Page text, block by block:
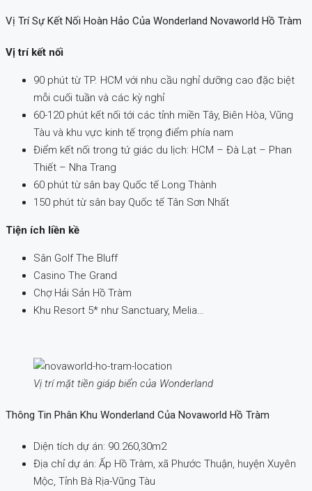
Vị Trí Sự Kết Nối Hoàn Hảo Của Wonderland Novaworld Hồ Tràm
Vị trí kết nối
90 phút từ TP. HCM với nhu cầu nghỉ dưỡng cao đặc biệt
mỗi cuối tuần và các kỳ nghỉ
60-120 phút kết nối tới các tỉnh miền Tây, Biên Hòa, Vũng
Tàu và khu vực kinh tế trọng điểm phía nam
Điểm kết nối trong tứ giác du lịch: HCM – Đà Lạt – Phan
Thiết – Nha Trang
60 phút từ sân bay Quốc tế Long Thành
150 phút từ sân bay Quốc tế Tân Sơn Nhất
Tiện ích liền kề
Sân Golf The Bluff
Casino The Grand
Chợ Hải Sản Hồ Tràm
Khu Resort 5* như Sanctuary, Melia…
Vị trí mặt tiền giáp biển của Wonderland
Thông Tin Phân Khu Wonderland Của Novaworld Hồ Tràm
Diện tích dự án: 90.260,30m2
Địa chỉ dự án: Ấp Hồ Tràm, xã Phước Thuận, huyện Xuyên
Mộc, Tỉnh Bà Rịa-Vũng Tàu